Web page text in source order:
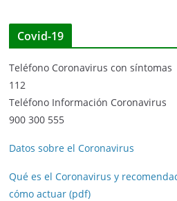
Covid-19
Teléfono Coronavirus con síntomas
112
Teléfono Información Coronavirus
900 300 555
Datos sobre el Coronavirus
Qué es el Coronavirus y
cómo actuar (pdf)